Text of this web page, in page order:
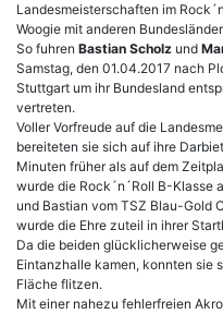
Landesmeisterschaften im
Woogie mit anderen
So fuhren Bastian Scholz und
Samstag, den 01.04.2017 nach
Stuttgart um ihr Bundesland
vertreten.
Voller Vorfreude auf die
bereiteten sie sich auf ihre
Minuten früher als auf dem
wurde die Rock´n´Roll B-Klasse
und Bastian vom TSZ Blau-Gold
wurde die Ehre zuteil in ihrer
Da die beiden glücklicherweise
Eintanzhalle kamen, konnten sie
Fläche flitzen.
Mit einer nahezu fehlerfreien